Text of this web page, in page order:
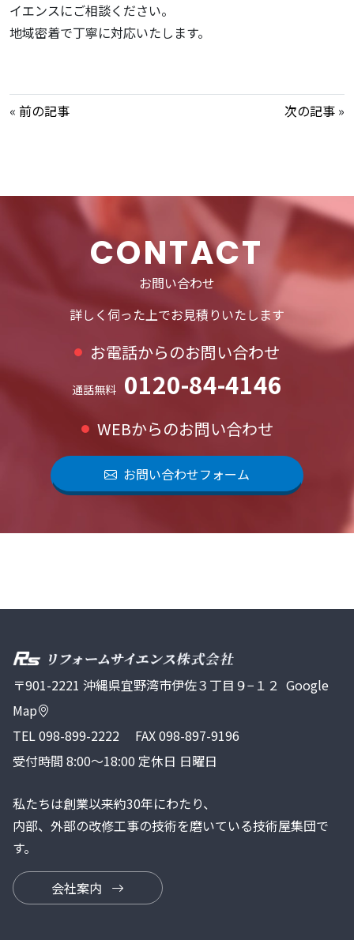
イエンスにご相談ください。
地域密着で丁寧に対応いたします。
« 前の記事 次の記事 »
CONTACT
お問い合わせ
詳しく伺った上でお見積りいたします
お電話からのお問い合わせ
通話無料 0120-84-4146
WEBからのお問い合わせ
お問い合わせフォーム
〒901-2221 沖縄県宜野湾市伊佐３丁目９−１２ Google
Map
TEL098-899-2222
FAX 098-897-9196
受付時間 8:00～18:00 定休日 日曜日
私たちは創業以来約30年にわたり、
内部、外部の改修工事の技術を磨いている技術屋集団で
す。
会社案内